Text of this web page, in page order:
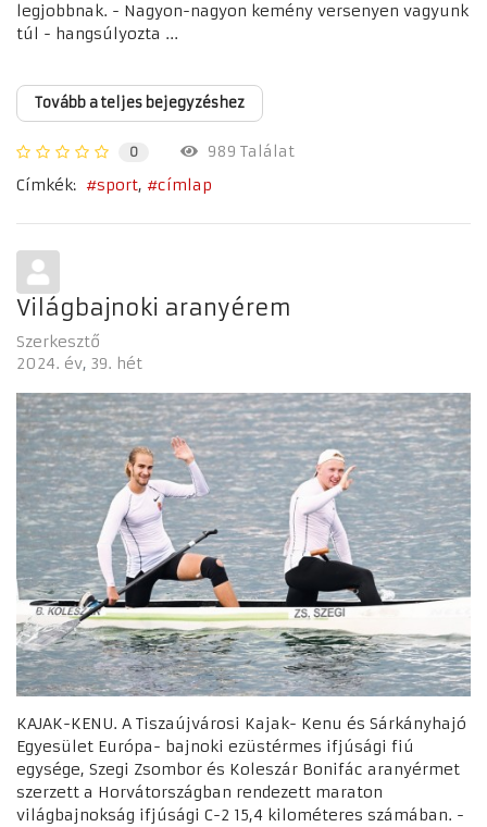
legjobbnak. - Nagyon-nagyon kemény versenyen vagyunk
túl - hangsúlyozta ...
Tovább a teljes bejegyzéshez
0
989 Találat
Címkék:
sport címlap
Világbajnoki aranyérem
Szerkesztő
2024. év 39. hét
KAJAK-KENU. A Tiszaújvárosi Kajak- Kenu és Sárkányhajó
Egyesület Európa- bajnoki ezüstérmes ifjúsági fiú
egysége, Szegi Zsombor és Koleszár Bonifác aranyérmet
szerzett a Horvátországban rendezett maraton
világbajnokság ifjúsági C-2 15,4 kilométeres számában. -